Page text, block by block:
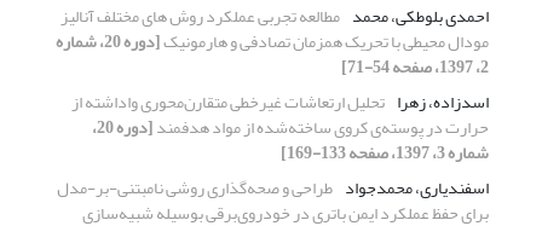
احمدی بلوطکی، محمد مطالعه تجربی عملکرد روش های مختلف آنالیز
مودال محیطی با تحریک همزمان تصادفی و هارمونیک [دوره 20، شماره
2، 1397، صفحه 54-71]
اسدزاده، زهرا تحلیل ارتعاشات غیرخطی متقارن‌محوری واداشته از
حرارت در پوسته‌ی کروی ساخته‌شده از مواد هدفمند [دوره 20،
شماره 3، 1397، صفحه 133-169]
اسفندیاری، محمدجواد طراحی و صحه‌گذاری روشی نامبتنی-بر-مدل
برای حفظ عملکرد ایمن باتری در خودروی‌برقی بوسیله شبیه‌سازی